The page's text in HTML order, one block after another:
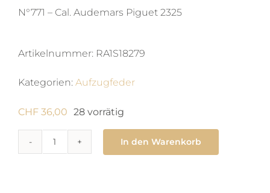
N°771 – Cal. Audemars Piguet 2325
Artikelnummer: RA1S18279
Kategorien: Aufzugfeder
CHF36,00 28 vorrätig
In den Warenkorb